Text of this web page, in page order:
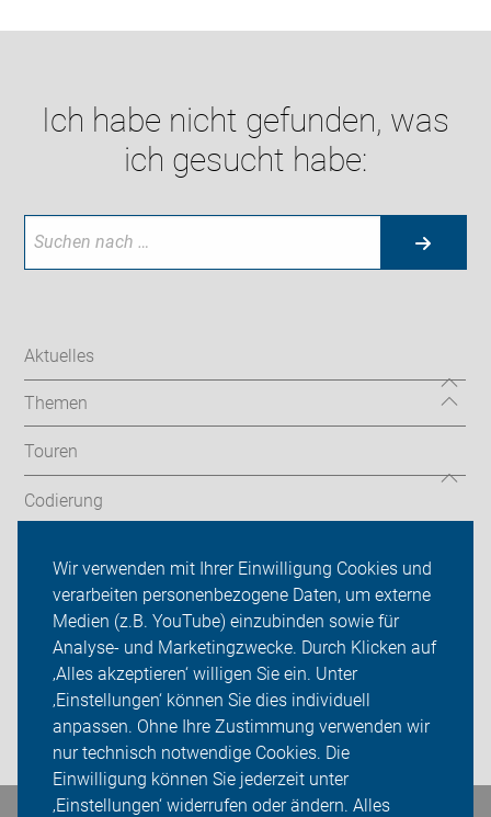
Wir verwenden mit Ihrer Einwilligung Cookies und
verarbeiten personenbezogene Daten, um externe
Medien (z.B. YouTube) einzubinden sowie für
Analyse- und Marketingzwecke. Durch Klicken auf
‚Alles akzeptieren‘ willigen Sie ein. Unter
‚Einstellungen‘ können Sie dies individuell
anpassen. Ohne Ihre Zustimmung verwenden wir
nur technisch notwendige Cookies. Die
Einwilligung können Sie jederzeit unter
‚Einstellungen‘ widerrufen oder ändern. Alles
Ich habe nicht gefunden, was
ich gesucht habe:
Aktuelles
Themen
Touren
Codierung
ADFC Velbert
Sei dabei
Presse
Login